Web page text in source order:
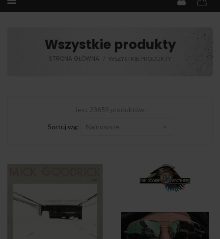
Wszystkie produkty
STRONA GŁÓWNA WSZYSTKIE PRODUKTY
Jest 23659 produktów.
Sortuj wg: Najnowsze